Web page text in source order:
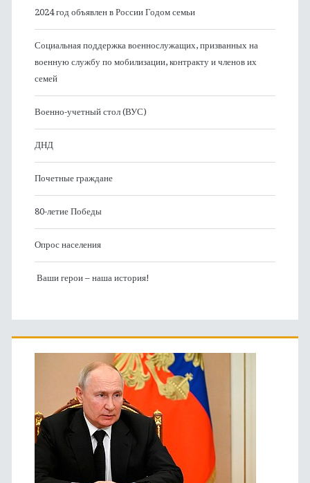
2024 год объявлен в России Годом семьи
Социальная поддержка военнослужащих, призванных на
военную службу по мобилизации, контракту и членов их
семей
Военно-учетный стол (ВУС)
ДНД
Почетные граждане
80-летие Победы
Опрос населения
Ваши герои – наша история!